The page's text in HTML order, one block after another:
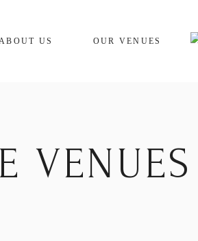
ABOUT US OUR VENUES
VENUES